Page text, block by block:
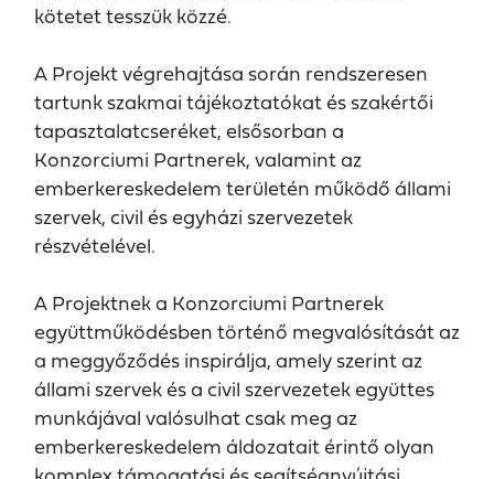
kötetet tesszük közzé.
A Projekt végrehajtása során rendszeresen
tartunk szakmai tájékoztatókat és szakértői
tapasztalatcseréket, elsősorban a
Konzorciumi Partnerek, valamint az
emberkereskedelem területén működő állami
szervek, civil és egyházi szervezetek
részvételével.
A Projektnek a Konzorciumi Partnerek
együttműködésben történő megvalósítását az
a meggyőződés inspirálja, amely szerint az
állami szervek és a civil szervezetek együttes
munkájával valósulhat csak meg az
emberkereskedelem áldozatait érintő olyan